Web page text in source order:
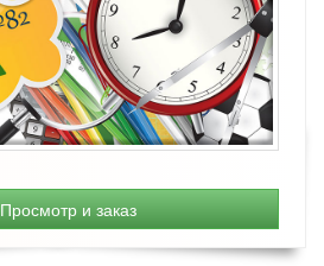
Просмотр и заказ